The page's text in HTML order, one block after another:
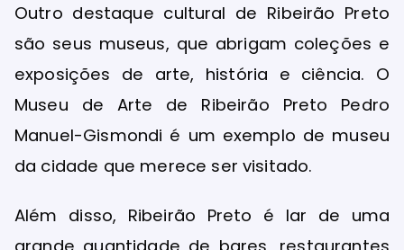
Outro destaque cultural de Ribeirão Preto
são seus museus, que abrigam coleções e
exposições de arte, história e ciência. O
Museu de Arte de Ribeirão Preto Pedro
Manuel-Gismondi é um exemplo de museu
da cidade que merece ser visitado.
Além disso, Ribeirão Preto é lar de uma